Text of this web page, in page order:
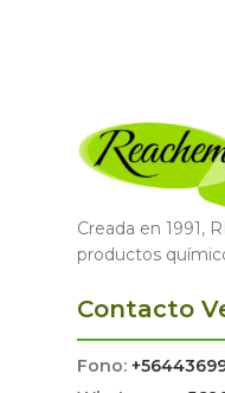
Creada en 1991,
productos
Contacto
Fono: